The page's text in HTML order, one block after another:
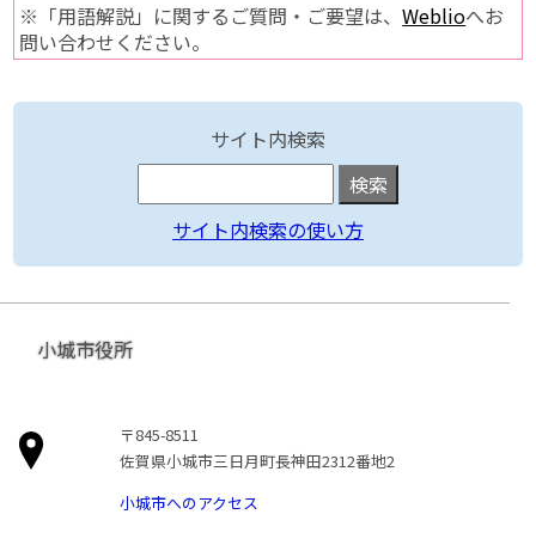
※「用語解説」に関するご質問・ご要望は、Weblioへお
問い合わせください。
サイト内検索
サイト内検索の使い方
小城市役所
〒845-8511
佐賀県小城市三日月町長神田2312番地2
小城市へのアクセス